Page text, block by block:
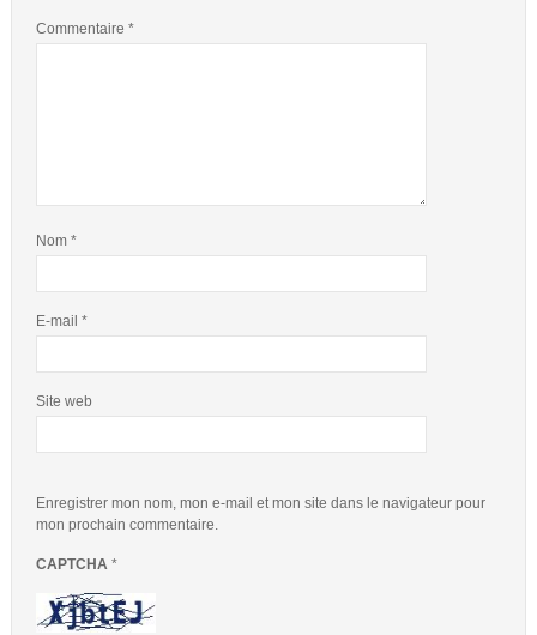
Commentaire *
Nom *
E-mail *
Site web
Enregistrer mon nom, mon e-mail et mon site dans le navigateur pour
mon prochain commentaire.
CAPTCHA *